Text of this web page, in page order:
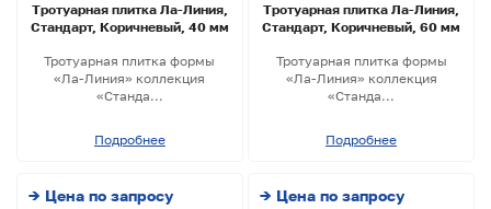
Тротуарная плитка Ла-Линия,
Стандарт, Коричневый, 40 мм
Тротуарная плитка формы
«Ла-Линия» коллекция
«Станда...
Подробнее
Тротуарная плитка Ла-Линия,
Стандарт, Коричневый, 60 мм
Тротуарная плитка формы
«Ла-Линия» коллекция
«Станда...
Подробнее
→ Цена по запросу → Цена по запросу